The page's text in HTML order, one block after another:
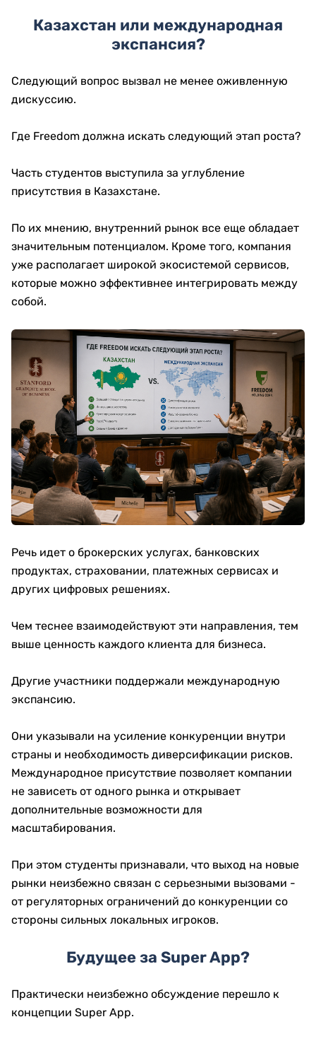
Казахстан или международная
экспансия?
Следующий вопрос вызвал не менее оживленную
дискуссию.
Где Freedom должна искать следующий этап роста?
Часть студентов выступила за углубление
присутствия в Казахстане.
По их мнению, внутренний рынок все еще обладает
значительным потенциалом. Кроме того, компания
уже располагает широкой экосистемой сервисов,
которые можно эффективнее интегрировать между
собой.
Речь идет о брокерских услугах, банковских
продуктах, страховании, платежных сервисах и
других цифровых решениях.
Чем теснее взаимодействуют эти направления, тем
выше ценность каждого клиента для бизнеса.
Другие участники поддержали международную
экспансию.
Они указывали на усиление конкуренции внутри
страны и необходимость диверсификации рисков.
Международное присутствие позволяет компании
не зависеть от одного рынка и открывает
дополнительные возможности для
масштабирования.
При этом студенты признавали, что выход на новые
рынки неизбежно связан с серьезными вызовами -
от регуляторных ограничений до конкуренции со
стороны сильных локальных игроков.
Будущее за Super App?
Практически неизбежно обсуждение перешло к
концепции Super App.